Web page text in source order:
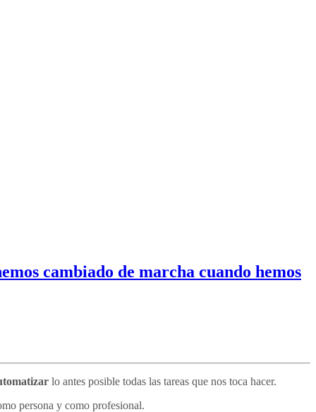
cambiado de marcha cuando hemos
lo antes posible todas las tareas que nos toca hacer.
persona y como profesional.